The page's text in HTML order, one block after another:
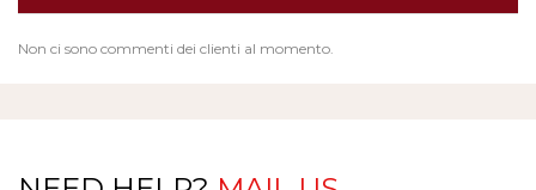
Non ci sono commenti dei clienti al momento.